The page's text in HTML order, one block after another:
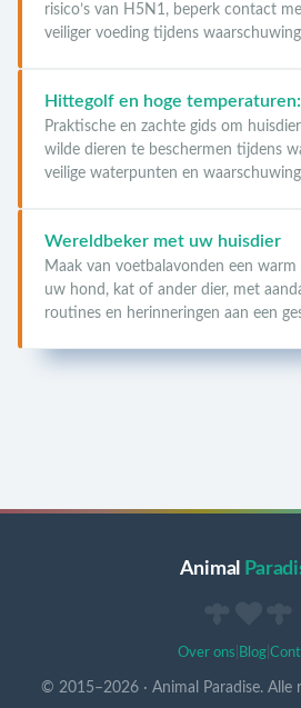
risico’s van H5N1, beperk contact
veiliger voeding tijdens
Hittegolf en hoge
Praktische en zachte gids om
wilde dieren te beschermen tijdens
veilige waterpunten en
Wereldbeker met uw huisdier
Maak van voetbalavonden een
uw hond, kat of ander dier, met
routines en herinneringen aan een
Animal
Over ons Blog
© 2015–2026 · Animal Paradise.